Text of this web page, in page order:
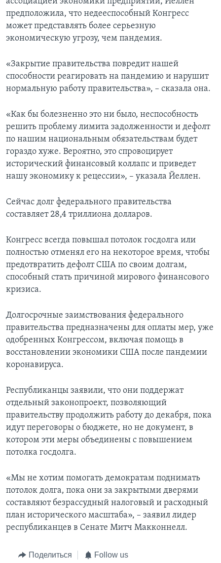
предположила, что недееспособный Конгресс
может представлять более серьезную
экономическую угрозу, чем пандемия.
«Закрытие правительства повредит нашей
способности реагировать на пандемию и нарушит
нормальную работу правительства», – сказала она.
«Как бы болезненно это ни было, неспособность
решить проблему лимита задолженности и дефолт
по нашим национальным обязательствам будет
гораздо хуже. Вероятно, это спровоцирует
исторический финансовый коллапс и приведет
нашу экономику к рецессии», – указала Йеллен.
Сейчас долг федерального правительства
составляет 28,4 триллиона долларов.
Конгресс всегда повышал потолок госдолга или
полностью отменял его на некоторое время, чтобы
предотвратить дефолт США по своим долгам,
способный стать причиной мирового финансового
кризиса.
Долгосрочные заимствования федерального
правительства предназначены для оплаты мер, уже
одобренных Конгрессом, включая помощь в
восстановлении экономики США после пандемии
коронавируса.
Республиканцы заявили, что они поддержат
отдельный законопроект, позволяющий
правительству продолжить работу до декабря, пока
идут переговоры о бюджете, но не документ, в
котором эти меры объединены с повышением
потолка госдолга.
«Мы не хотим помогать демократам поднимать
потолок долга, пока они за закрытыми дверями
составляют безрассудный налоговый и расходный
план исторического масштаба», – заявил лидер
республиканцев в Сенате Митч Макконнелл.
Поделиться Follow us